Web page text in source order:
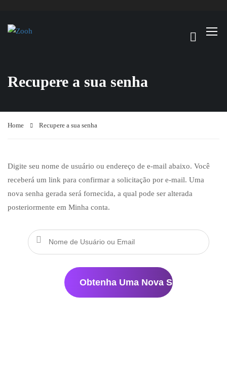
Recupere a sua senha
Home Recupere a sua senha
Digite seu nome de usuário ou endereço de e-mail abaixo. Você
receberá um link para confirmar a solicitação por e-mail. Uma
nova senha gerada será fornecida, a qual pode ser alterada
posteriormente em Minha conta.